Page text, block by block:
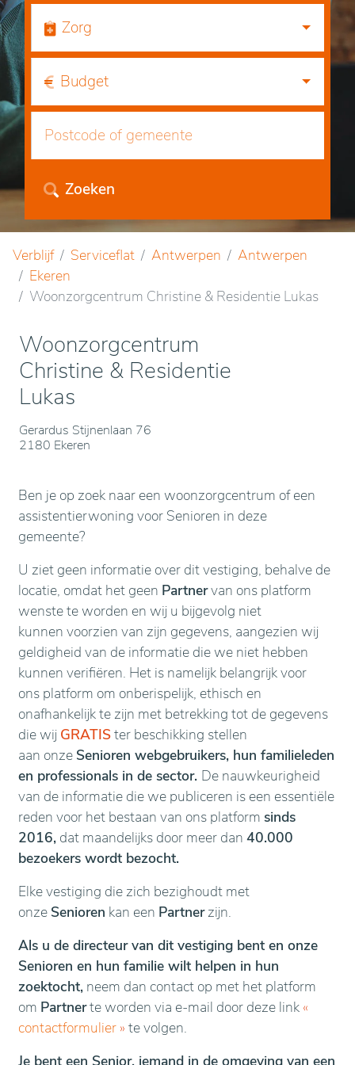
Zorg
Budget
Zoeken
Verblijf Serviceflat Antwerpen
Antwerpen
Ekeren
Woonzorgcentrum Christine & Residentie Lukas
Woonzorgcentrum
Christine & Residentie
Lukas
Gerardus Stijnenlaan 76
2180 Ekeren
Ben je op zoek naar een woonzorgcentrum of een
assistentierwoning voor Senioren in deze
gemeente?
U ziet geen informatie over dit vestiging, behalve de
locatie, omdat het geen Partnervan ons platform
wenste te worden en wij u bijgevolg niet
kunnen voorzien van zijn gegevens, aangezien wij
geldigheid van de informatie die we niet hebben
kunnen verifiëren. Het is namelijk belangrijk voor
ons platform om onberispelijk, ethisch en
onafhankelijk te zijn met betrekking tot de gegevens
die wij GRATISter beschikking stellen
aan onze Senioren webgebruikers, hun familieleden
en professionals in de sector. De nauwkeurigheid
van de informatie die we publiceren is een essentiële
reden voor het bestaan van ons platform sinds
2016, dat maandelijks door meer dan 40.000
bezoekers wordt bezocht.
Elke vestiging die zich bezighoudt met
onze Senioren kan een Partnerzijn.
Als u de directeur van dit vestiging bent en onze
Senioren en hun familie wilt helpen in hun
zoektocht, neem dan contact op met het platform
om Partnerte worden via e-mail door deze link «
contactformulier » te volgen.
Je bent een Senior, iemand in de omgeving van een